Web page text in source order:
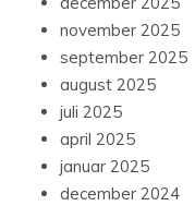
november 2025
september 2025
august 2025
juli 2025
april 2025
januar 2025
december 2024